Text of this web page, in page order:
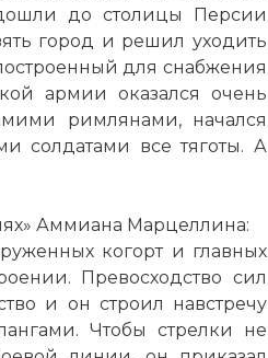
до столицы Персии
город и решил уходить
для снабжения
армии оказался очень
римлянами, начался
солдатами все тяготы. А
Аммиана Марцеллина:
когорт и главных
Превосходство сил
и он строил навстречу
Чтобы стрелки не